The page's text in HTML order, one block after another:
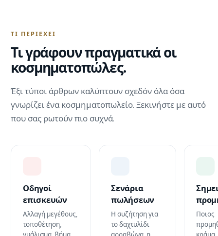
ΤΙ ΠΕΡΙΈΧΕΙ
Τι γράφουν πραγματικά οι
κοσμηματοπώλες.
Έξι τύποι άρθρων καλύπτουν σχεδόν όλα όσα
γνωρίζει ένα κοσμηματοπωλείο. Ξεκινήστε με αυτό
που σας ρωτούν πιο συχνά.
Οδηγοί
επισκευών
Αλλαγή μεγέθους,
τοποθέτηση,
Σενάρια
πωλήσεων
Η συζήτηση για
το δαχτυλίδι
Ποιος